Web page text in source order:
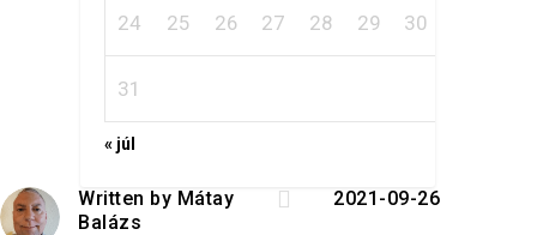
24 25 26 27 28 29 30
31
« júl
Written by Mátay
Balázs
 2021-09-26